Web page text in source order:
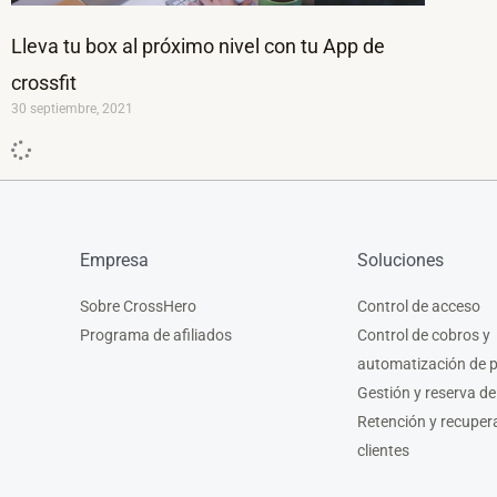
Lleva tu box al próximo nivel con tu App de
crossfit
30 septiembre, 2021
Empresa
Sobre CrossHero
Programa de afiliados
Soluciones
Control de acceso
Control de cobros y
automatización de
Gestión y reserva
Retención y
clientes